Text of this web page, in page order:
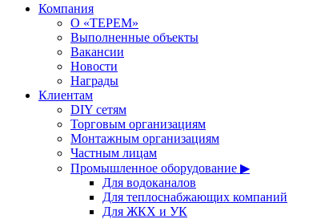
Компания
О «ТЕРЕМ»
Выполненные объекты
Вакансии
Новости
Награды
Клиентам
DIY сетям
Торговым организациям
Монтажным организациям
Частным лицам
Промышленное оборудование ▶
Для водоканалов
Для теплоснабжающих компаний
Для ЖКХ и УК